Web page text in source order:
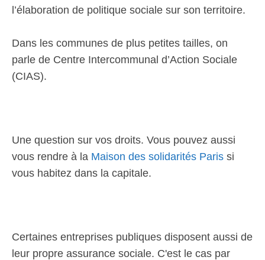
l’élaboration de politique sociale sur son territoire.
Dans les communes de plus petites tailles, on
parle de Centre Intercommunal d’Action Sociale
(CIAS).
Une question sur vos droits. Vous pouvez aussi
vous rendre à la Maison des solidarités Paris si
vous habitez dans la capitale.
Certaines entreprises publiques disposent aussi de
leur propre assurance sociale. C'est le cas par